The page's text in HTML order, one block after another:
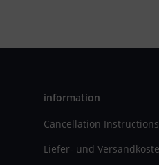
information
Cancellation Instructions
Liefer- und